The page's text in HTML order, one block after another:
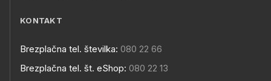
KONTAKT
Brezplačna tel. številka: 080 22 66
Brezplačna tel. št. eShop: 080 22 13